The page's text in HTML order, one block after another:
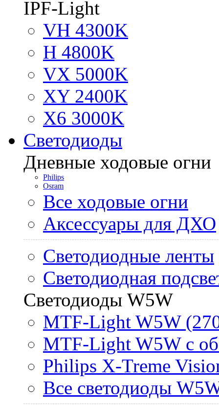
IPF-Light
VH 4300K
H 4800K
VX 5000K
XY 2400K
X6 3000K
Светодиоды
Дневные ходовые огни
Philips
Osram
Все ходовые огни
Аксессуары для ДХО
Светодиодные ленты
Светодиодная
Светодиоды W5W
MTF-Light W5W
MTF-Light W5W с
Philips X-Treme
Все светодиоды